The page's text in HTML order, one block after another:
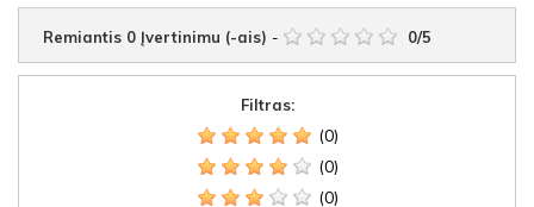
Remiantis 0 Įvertinimu (-ais) - 0/5
Filtras:
(0)
(0)
(0)